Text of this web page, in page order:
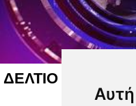
Αυτή
ΔΕΛΤΙΟ ΕΙΔΗΣΕΩΝ